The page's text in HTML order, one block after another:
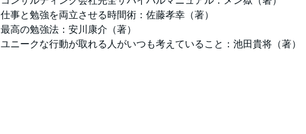
仕事と勉強を両立させる時間術：佐藤孝幸（著）
最高の勉強法：安川康介（著）
ユニークな行動が取れる人がいつも考えていること：池田貴将（著）